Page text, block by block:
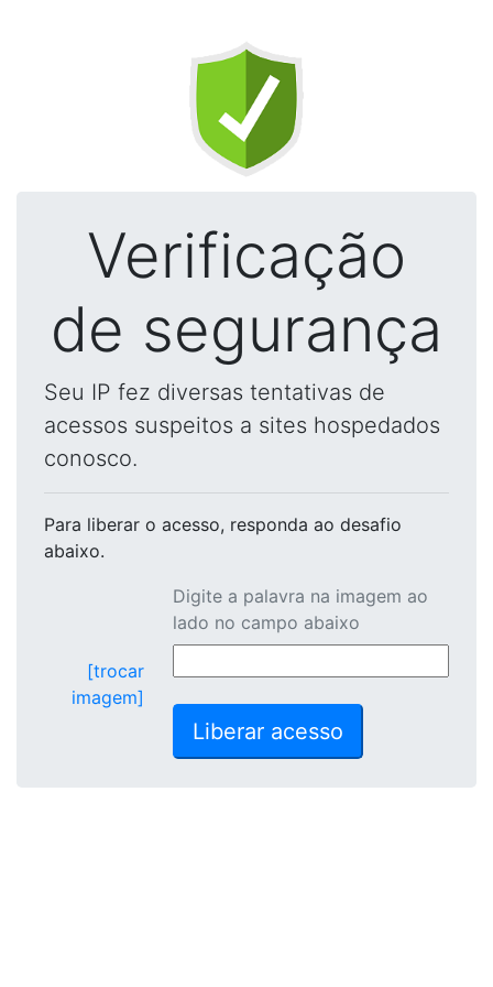
Verificação
de segurança
Seu IP fez diversas tentativas de
acessos suspeitos a sites hospedados
conosco.
Para liberar o acesso, responda ao desafio
abaixo.
[trocar
imagem]
Digite a palavra na imagem ao
lado no campo abaixo